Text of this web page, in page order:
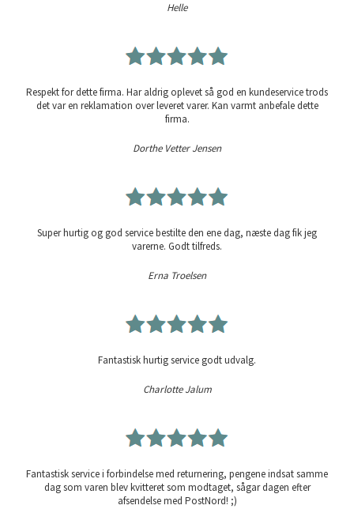
Helle
Respekt for dette firma. Har aldrig oplevet så god en kundeservice trods
det var en reklamation over leveret varer. Kan varmt anbefale dette
firma.
Dorthe Vetter Jensen
Super hurtig og god service bestilte den ene dag, næste dag fik jeg
varerne. Godt tilfreds.
Erna Troelsen
Fantastisk hurtig service godt udvalg.
Charlotte Jalum
Fantastisk service i forbindelse med returnering, pengene indsat samme
dag som varen blev kvitteret som modtaget, sågar dagen efter
afsendelse med PostNord! ;)